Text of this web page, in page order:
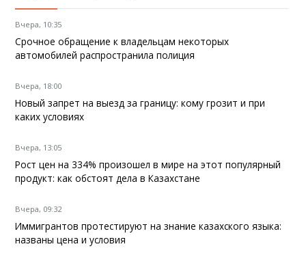
Вчера, 10:35
Срочное обращение к владельцам некоторых
автомобилей распространила полиция
Вчера, 18:00
Новый запрет на выезд за границу: кому грозит и при
каких условиях
Вчера, 13:05
Рост цен на 334% произошел в мире на этот популярный
продукт: как обстоят дела в Казахстане
Вчера, 09:32
Иммигрантов протестируют на знание казахского языка:
названы цена и условия